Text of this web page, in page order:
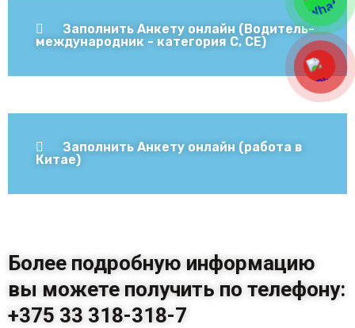
Заполнить Анкету онлайн (Водитель-
международник - категория С, СЕ)
Заполнить Анкету онлайн (работа в
Китае)
Более подробную информацию
вы можете получить по телефону:
+375 33 318-318-7